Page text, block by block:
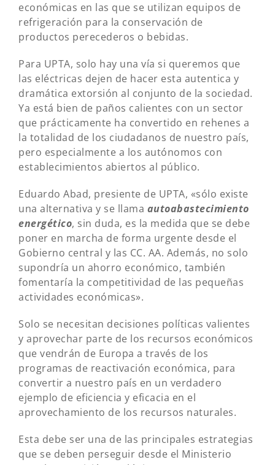
económicas en las que se utilizan equipos de
refrigeración para la conservación de
productos perecederos o bebidas.
Para UPTA, solo hay una vía si queremos que
las eléctricas dejen de hacer esta autentica y
dramática extorsión al conjunto de la sociedad.
Ya está bien de paños calientes con un sector
que prácticamente ha convertido en rehenes a
la totalidad de los ciudadanos de nuestro país,
pero especialmente a los autónomos con
establecimientos abiertos al público.
Eduardo Abad, presiente de UPTA, «sólo existe
una alternativa y se llama autoabastecimiento
energético, sin duda, es la medida que se debe
poner en marcha de forma urgente desde el
Gobierno central y las CC. AA. Además, no solo
supondría un ahorro económico, también
fomentaría la competitividad de las pequeñas
actividades económicas».
Solo se necesitan decisiones políticas valientes
y aprovechar parte de los recursos económicos
que vendrán de Europa a través de los
programas de reactivación económica, para
convertir a nuestro país en un verdadero
ejemplo de eficiencia y eficacia en el
aprovechamiento de los recursos naturales.
Esta debe ser una de las principales estrategias
que se deben perseguir desde el Ministerio